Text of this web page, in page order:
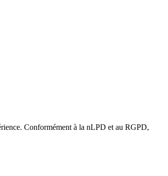
Conformément à la nLPD et au RGPD,